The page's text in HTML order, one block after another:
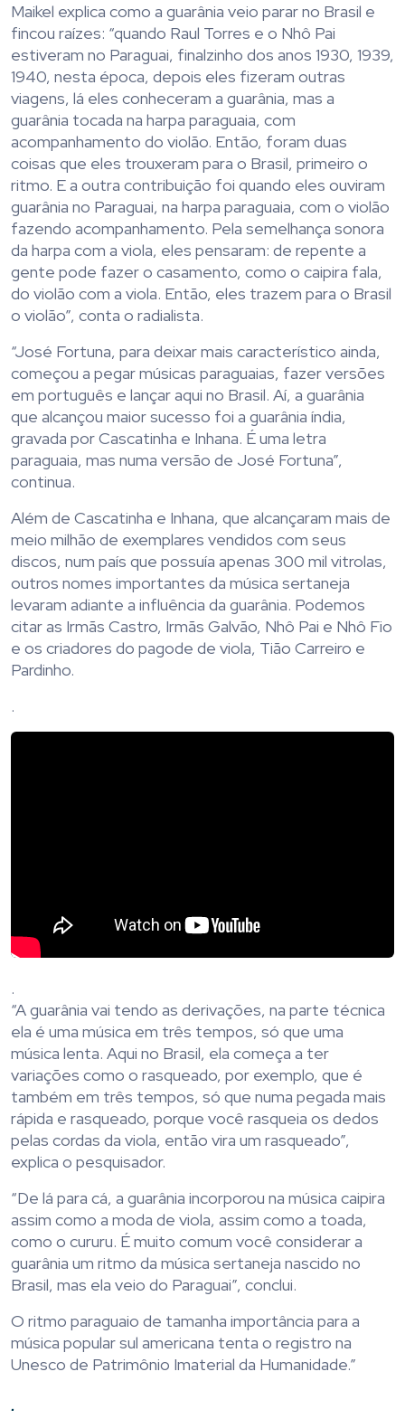
Maikel explica como a guarânia veio parar no Brasil e
fincou raízes: “quando Raul Torres e o Nhô Pai
estiveram no Paraguai, finalzinho dos anos 1930, 1939,
1940, nesta época, depois eles fizeram outras
viagens, lá eles conheceram a guarânia, mas a
guarânia tocada na harpa paraguaia, com
acompanhamento do violão. Então, foram duas
coisas que eles trouxeram para o Brasil, primeiro o
ritmo. E a outra contribuição foi quando eles ouviram
guarânia no Paraguai, na harpa paraguaia, com o violão
fazendo acompanhamento. Pela semelhança sonora
da harpa com a viola, eles pensaram: de repente a
gente pode fazer o casamento, como o caipira fala,
do violão com a viola. Então, eles trazem para o Brasil
o violão”, conta o radialista.
“José Fortuna, para deixar mais característico ainda,
começou a pegar músicas paraguaias, fazer versões
em português e lançar aqui no Brasil. Aí, a guarânia
que alcançou maior sucesso foi a guarânia índia,
gravada por Cascatinha e Inhana. É uma letra
paraguaia, mas numa versão de José Fortuna”,
continua.
Além de Cascatinha e Inhana, que alcançaram mais de
meio milhão de exemplares vendidos com seus
discos, num país que possuía apenas 300 mil vitrolas,
outros nomes importantes da música sertaneja
levaram adiante a influência da guarânia. Podemos
citar as Irmãs Castro, Irmãs Galvão, Nhô Pai e Nhô Fio
e os criadores do pagode de viola, Tião Carreiro e
Pardinho.
.
.
“A guarânia vai tendo as derivações, na parte técnica
ela é uma música em três tempos, só que uma
música lenta. Aqui no Brasil, ela começa a ter
variações como o rasqueado, por exemplo, que é
também em três tempos, só que numa pegada mais
rápida e rasqueado, porque você rasqueia os dedos
pelas cordas da viola, então vira um rasqueado”,
explica o pesquisador.
“De lá para cá, a guarânia incorporou na música caipira
assim como a moda de viola, assim como a toada,
como o cururu. É muito comum você considerar a
guarânia um ritmo da música sertaneja nascido no
Brasil, mas ela veio do Paraguai”, conclui.
O ritmo paraguaio de tamanha importância para a
música popular sul americana tenta o registro na
Unesco de Patrimônio Imaterial da Humanidade.”
.